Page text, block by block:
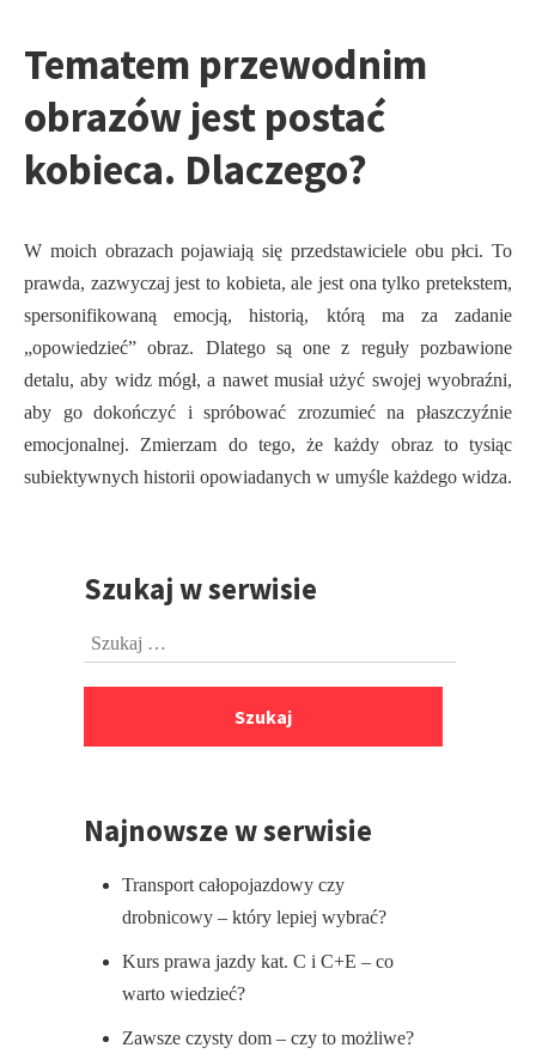
Tematem przewodnim
obrazów jest postać
kobieca. Dlaczego?
W moich obrazach pojawiają się przedstawiciele obu płci. To
prawda, zazwyczaj jest to kobieta, ale jest ona tylko pretekstem,
spersonifikowaną emocją, historią, którą ma za zadanie
„opowiedzieć” obraz. Dlatego są one z reguły pozbawione
detalu, aby widz mógł, a nawet musiał użyć swojej wyobraźni,
aby go dokończyć i spróbować zrozumieć na płaszczyźnie
emocjonalnej. Zmierzam do tego, że każdy obraz to tysiąc
subiektywnych historii opowiadanych w umyśle każdego widza.
PrzejdźSzukaj w serwisie
Szukaj:
Najnowsze w serwisie
Transport całopojazdowy czy
drobnicowy – który lepiej wybrać?
Kurs prawa jazdy kat. C i C+E – co
warto wiedzieć?
Zawsze czysty dom – czy to możliwe?